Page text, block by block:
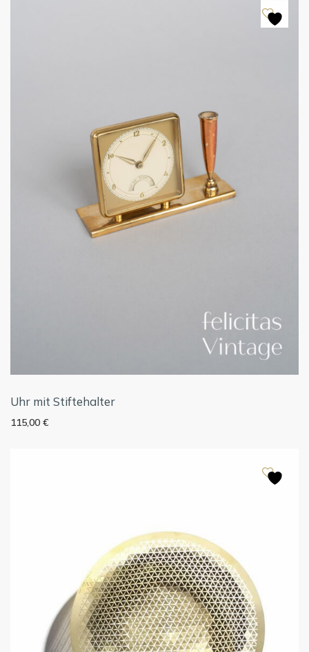
Uhr mit Stiftehalter
115,00 €